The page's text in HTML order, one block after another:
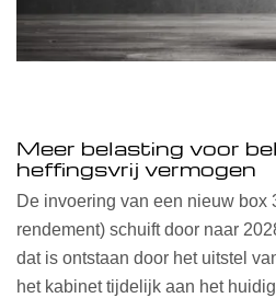
Meer belasting voor
heffingsvrij vermogen
De invoering van een nieuw box
rendement) schuift door naar
dat is ontstaan door het uitstel
het kabinet tijdelijk aan het